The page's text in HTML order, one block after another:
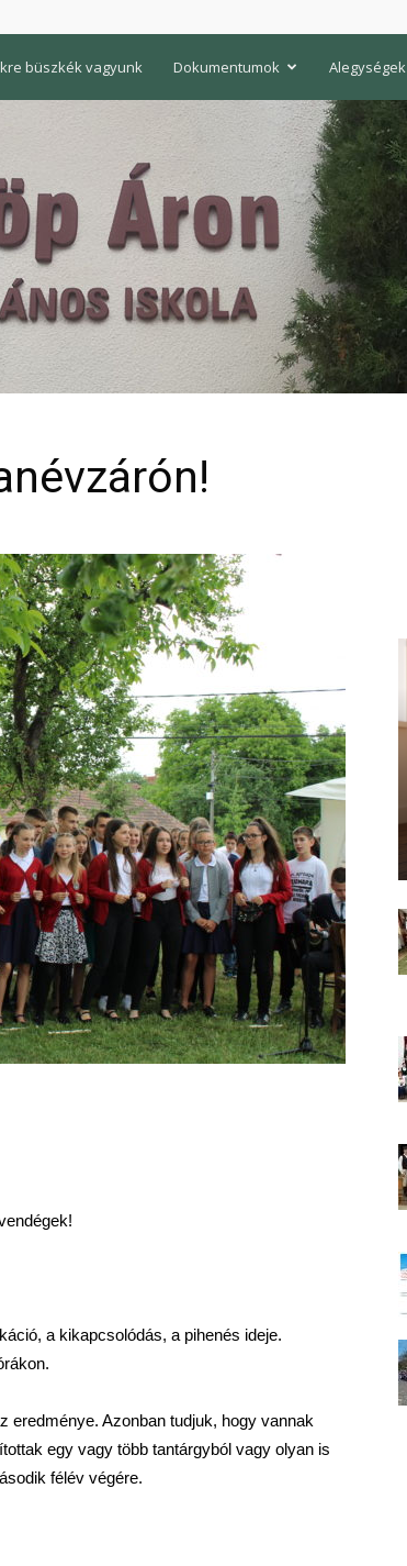
büszkék vagyunk Dokumentumok Alegységek
a kikapcsolódás, a pihenés ideje.
eredménye. Azonban tudjuk, hogy vannak
egy vagy több tantárgyból vagy olyan is
félév végére.